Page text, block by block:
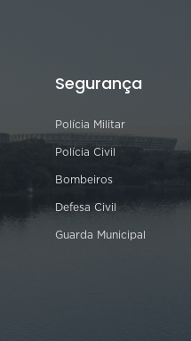
Segurança
Polícia Militar
Polícia Civil
Bombeiros
Defesa Civil
Guarda Municipal